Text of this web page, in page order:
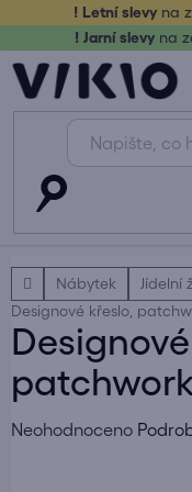
obsah
! Letní slevy na
! Jarní slevy na
DomůNábytek
Jídelní
Designové křeslo,
Průměrné
Neohodnoceno